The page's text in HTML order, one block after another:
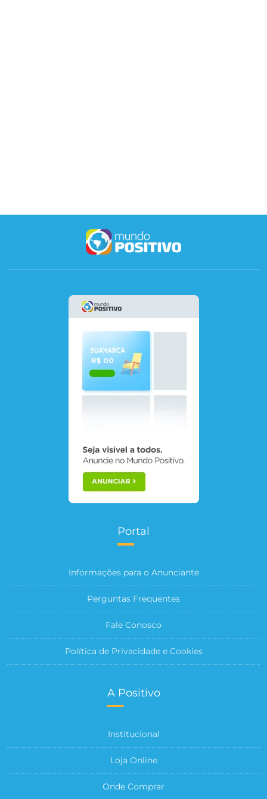
Portal
Informações para o Anunciante
Perguntas Frequentes
Fale Conosco
Política de Privacidade e Cookies
A Positivo
Institucional
Loja Online
Onde Comprar